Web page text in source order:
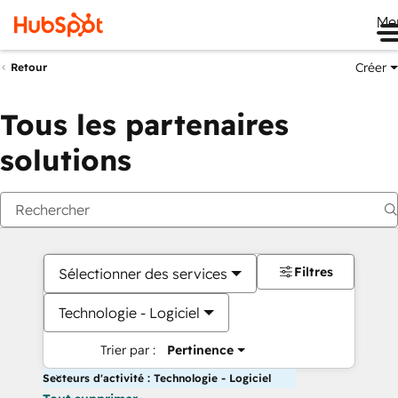
Retour Créer
Tous les partenaires
solutions
Sélectionner des services
Technologie - Logiciel
Trier par : Pertinence
Filtres
Secteurs d'activité : Technologie - Logiciel